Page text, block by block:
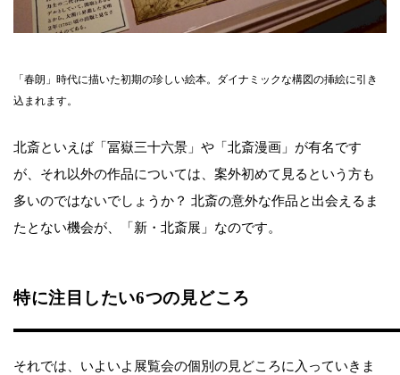
「春朗」時代に描いた初期の珍しい絵本。ダイナミックな構図の挿絵に引き
込まれます。
北斎といえば「冨嶽三十六景」や「北斎漫画」が有名です
が、それ以外の作品については、案外初めて見るという方も
多いのではないでしょうか？ 北斎の意外な作品と出会えるま
たとない機会が、「新・北斎展」なのです。
特に注目したい6つの見どころ
それでは、いよいよ展覧会の個別の見どころに入っていきま